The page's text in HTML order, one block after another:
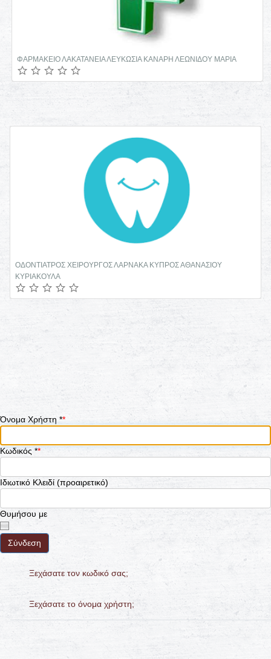
ΦΑΡΜΑΚΕΙΟ ΛΑΚΑΤΑΝΕΙΑ ΛΕΥΚΩΣΙΑ ΚΑΝΑΡΗ ΛΕΩΝΙΔΟΥ ΜΑΡΙΑ
ΟΔΟΝΤΙΑΤΡΟΣ ΧΕΙΡΟΥΡΓΟΣ ΛΑΡΝΑΚΑ ΚΥΠΡΟΣ ΑΘΑΝΑΣΙΟΥ
ΚΥΡΙΑΚΟΥΛΑ
Όνομα Χρήστη *
Κωδικός *
Ιδιωτικό Κλειδί (προαιρετικό)
Θυμήσου με
Σύνδεση
Ξεχάσατε τον κωδικό σας;
Ξεχάσατε το όνομα χρήστη;